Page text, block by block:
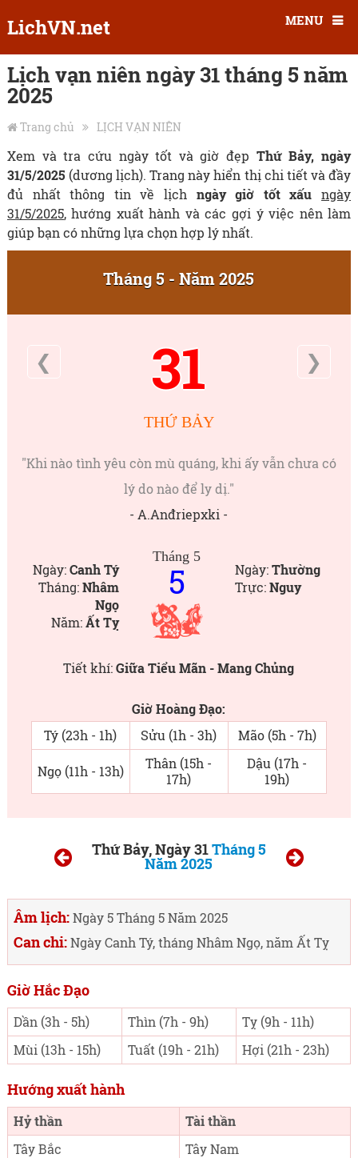
LichVN.net MENU
Lịch vạn niên ngày 31 tháng 5 năm
2025
Trang chủ LỊCH VẠN NIÊN
Xem và tra cứu ngày tốt và giờ đẹp Thứ Bảy, ngày
31/5/2025 (dương lịch). Trang này hiển thị chi tiết và đầy
đủ nhất thông tin về lịch ngày giờ tốt xấu ngày
31/5/2025, hướng xuất hành và các gợi ý việc nên làm
giúp bạn có những lựa chọn hợp lý nhất.
Tháng 5 - Năm 2025
❮ 31 ❯
THỨ BẢY
"Khi nào tình yêu còn mù quáng, khi ấy vẫn chưa có
lý do nào để ly dị."
- A.Anđriepxki -
Ngày:Canh Tý
Tháng:Nhâm
Ngọ
Năm:Ất Tỵ
Tháng 5
5 Ngày:Thường
Trực:Nguy
Tiết khí:Giữa Tiểu Mãn - Mang Chủng
Giờ Hoàng Đạo:
Tý (23h - 1h)
Sửu (1h - 3h) Mão (5h - 7h)
Ngọ (11h - 13h)
Thân (15h -
17h)
Dậu (17h -
19h)
Thứ Bảy, Ngày 31Tháng 5
Năm 2025
Âm lịch:Ngày 5 Tháng 5 Năm 2025
Can chi:Ngày Canh Tý, tháng Nhâm Ngọ, năm Ất Tỵ
Giờ Hắc Đạo
Dần (3h - 5h) Thìn (7h - 9h)
Tỵ (9h - 11h)
Mùi (13h - 15h)
Tuất (19h - 21h) Hợi (21h - 23h)
Hướng xuất hành
Hỷ thần
Tài thần
Tây Bắc
Tây Nam